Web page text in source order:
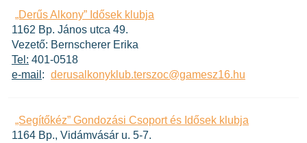
„Derűs Alkony” Idősek klubja
1162 Bp. János utca 49.
Vezető: Bernscherer Erika
Tel: 401-0518
e-mail : derusalkonyklub.terszoc@gamesz16.hu
„Segítőkéz” Gondozási Csoport és Idősek klubja
1164 Bp., Vidámvásár u. 5-7.